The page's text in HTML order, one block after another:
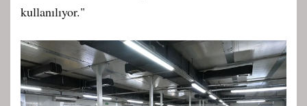
kullanılıyor."